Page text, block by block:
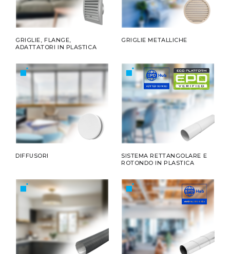
GRIGLIE, FLANGE,
ADATTATORI IN PLASTICA
GRIGLIE METALLICHE
DIFFUSORI
SISTEMA RETTANGOLARE E
ROTONDO IN PLASTICA